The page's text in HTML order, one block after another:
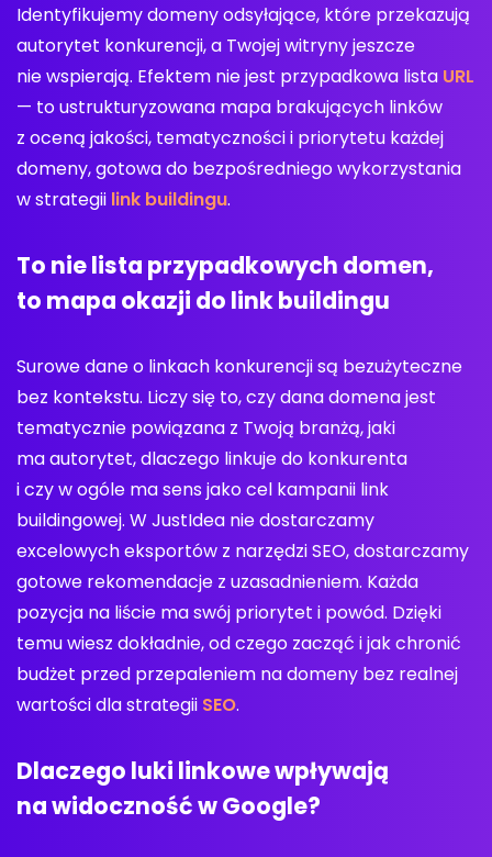
Identyfikujemy domeny odsyłające, które przekazują
autorytet konkurencji, a Twojej witryny jeszcze
nie wspierają. Efektem nie jest przypadkowa lista URL
— to ustrukturyzowana mapa brakujących linków
z oceną jakości, tematyczności i priorytetu każdej
domeny, gotowa do bezpośredniego wykorzystania
w strategii link buildingu.
To nie lista przypadkowych domen,
to mapa okazji do link buildingu
Surowe dane o linkach konkurencji są bezużyteczne
bez kontekstu. Liczy się to, czy dana domena jest
tematycznie powiązana z Twoją branżą, jaki
ma autorytet, dlaczego linkuje do konkurenta
i czy w ogóle ma sens jako cel kampanii link
buildingowej. W JustIdea nie dostarczamy
excelowych eksportów z narzędzi SEO, dostarczamy
gotowe rekomendacje z uzasadnieniem. Każda
pozycja na liście ma swój priorytet i powód. Dzięki
temu wiesz dokładnie, od czego zacząć i jak chronić
budżet przed przepaleniem na domeny bez realnej
wartości dla strategii SEO.
Dlaczego luki linkowe wpływają
na widoczność w Google?